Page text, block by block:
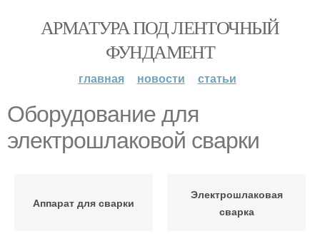
АРМАТУРА ПОД ЛЕНТОЧНЫЙ
ФУНДАМЕНТ
главная новости статьи
Оборудование для
электрошлаковой сварки
Аппарат для сварки
Электрошлаковая
сварка